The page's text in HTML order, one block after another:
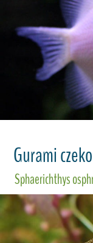
Gurami
Sphaerichthys